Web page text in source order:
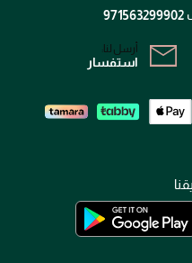
971563299902
أرسل لنا:
استفسار